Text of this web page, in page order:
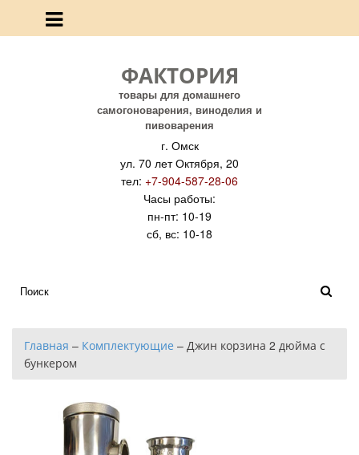
ФАКТОРИЯ
товары для домашнего
самогоноварения, виноделия и
пивоварения
г. Омск
ул. 70 лет Октября, 20
тел: +7-904-587-28-06
Часы работы:
пн-пт: 10-19
сб, вс: 10-18
Главная – Комплектующие – Джин корзина 2 дюйма с
бункером